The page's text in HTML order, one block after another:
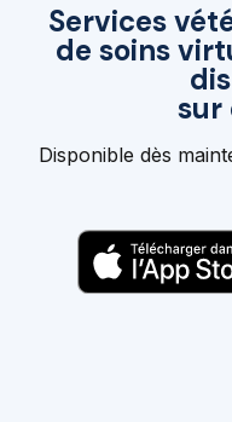
Services
de soins
sur
Disponible dès